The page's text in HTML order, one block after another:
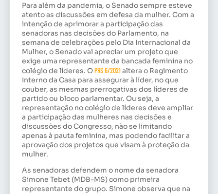
Para além da pandemia, o Senado sempre esteve
atento as discussões em defesa da mulher. Com a
intenção de aprimorar a participação das
senadoras nas decisões do Parlamento, na
semana de celebrações pelo Dia Internacional da
Mulher, o Senado vai apreciar um projeto que
exige uma representante da bancada feminina no
colégio de líderes. OPRS 6/2021altera o Regimento
Interno da Casa para assegurar à líder, no que
couber, as mesmas prerrogativas dos líderes de
partido ou bloco parlamentar. Ou seja, a
representação no colégio de líderes deve ampliar
a participação das mulheres nas decisões e
discussões do Congresso, não se limitando
apenas à pauta feminina, mas podendo facilitar a
aprovação dos projetos que visam à proteção da
mulher.
As senadoras defendem o nome da senadora
Simone Tebet (MDB-MS) como primeira
representante do grupo. Simone observa que na